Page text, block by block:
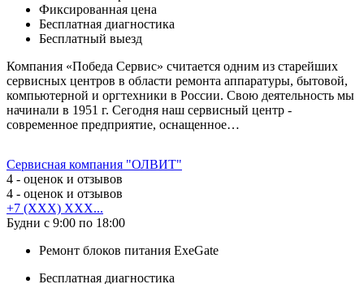
Фиксированная цена
Бесплатная диагностика
Бесплатный выезд
Компания «Победа Сервис» считается одним из старейших
сервисных центров в области ремонта аппаратуры, бытовой,
компьютерной и оргтехники в России. Свою деятельность мы
начинали в 1951 г. Сегодня наш сервисный центр -
современное предприятие, оснащенное…
Сервисная компания "ОЛВИТ"
4 - оценок и отзывов
4 - оценок и отзывов
+7 (XXX) XXX...
Будни с 9:00 по 18:00
Ремонт блоков питания ExeGate
Бесплатная диагностика